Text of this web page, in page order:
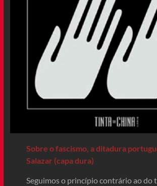
Sobre o fascismo, a ditadura
Salazar (capa dura)
Seguimos o princípio contrário ao do